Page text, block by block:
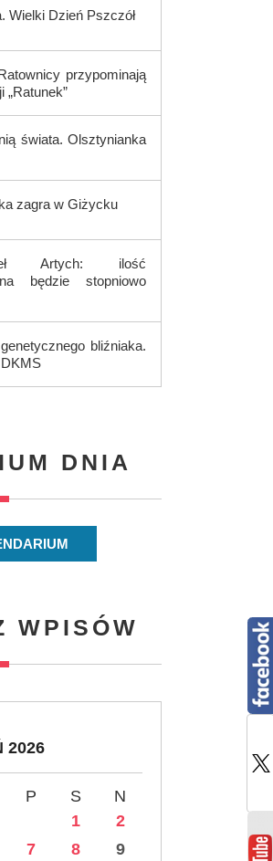
Wielki Dzień Pszczół
przypominają
„Ratunek”
świata. Olsztynianka
zagra w Giżycku
Artych: ilość
będzie stopniowo
bliźniaka.
DNIA
WPISÓW
2026
P S
N
1
2
7 8
9